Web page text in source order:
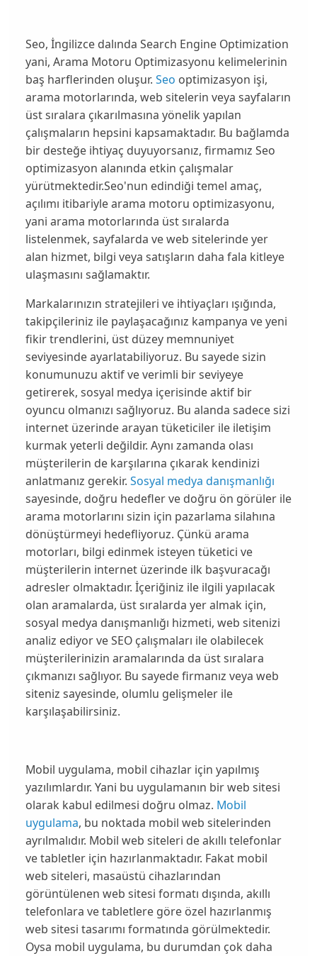
Seo, İngilizce dalında Search Engine Optimization
yani, Arama Motoru Optimizasyonu kelimelerinin
baş harflerinden oluşur. Seo optimizasyon işi,
arama motorlarında, web sitelerin veya sayfaların
üst sıralara çıkarılmasına yönelik yapılan
çalışmaların hepsini kapsamaktadır. Bu bağlamda
bir desteğe ihtiyaç duyuyorsanız, firmamız Seo
optimizasyon alanında etkin çalışmalar
yürütmektedir.Seo'nun edindiği temel amaç,
açılımı itibariyle arama motoru optimizasyonu,
yani arama motorlarında üst sıralarda
listelenmek, sayfalarda ve web sitelerinde yer
alan hizmet, bilgi veya satışların daha fala kitleye
ulaşmasını sağlamaktır.
Markalarınızın stratejileri ve ihtiyaçları ışığında,
takipçileriniz ile paylaşacağınız kampanya ve yeni
fikir trendlerini, üst düzey memnuniyet
seviyesinde ayarlatabiliyoruz. Bu sayede sizin
konumunuzu aktif ve verimli bir seviyeye
getirerek, sosyal medya içerisinde aktif bir
oyuncu olmanızı sağlıyoruz. Bu alanda sadece sizi
internet üzerinde arayan tüketiciler ile iletişim
kurmak yeterli değildir. Aynı zamanda olası
müşterilerin de karşılarına çıkarak kendinizi
anlatmanız gerekir. Sosyal medya danışmanlığı
sayesinde, doğru hedefler ve doğru ön görüler ile
arama motorlarını sizin için pazarlama silahına
dönüştürmeyi hedefliyoruz. Çünkü arama
motorları, bilgi edinmek isteyen tüketici ve
müşterilerin internet üzerinde ilk başvuracağı
adresler olmaktadır. İçeriğiniz ile ilgili yapılacak
olan aramalarda, üst sıralarda yer almak için,
sosyal medya danışmanlığı hizmeti, web sitenizi
analiz ediyor veSEOçalışmaları ile olabilecek
müşterilerinizin aramalarında da üst sıralara
çıkmanızı sağlıyor. Bu sayede firmanız veya web
siteniz sayesinde, olumlu gelişmeler ile
karşılaşabilirsiniz.
Mobil uygulama, mobil cihazlar için yapılmış
yazılımlardır. Yani bu uygulamanın bir web sitesi
olarak kabul edilmesi doğru olmaz. Mobil
uygulama, bu noktada mobil web sitelerinden
ayrılmalıdır. Mobil web siteleri de akıllı telefonlar
ve tabletler için hazırlanmaktadır. Fakat mobil
web siteleri, masaüstü cihazlarından
görüntülenen web sitesi formatı dışında, akıllı
telefonlara ve tabletlere göre özel hazırlanmış
web sitesi tasarımı formatında görülmektedir.
Oysa mobil uygulama, bu durumdan çok daha